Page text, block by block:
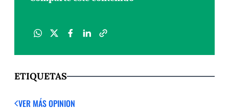
ETIQUETAS
VER MÁS OPINION